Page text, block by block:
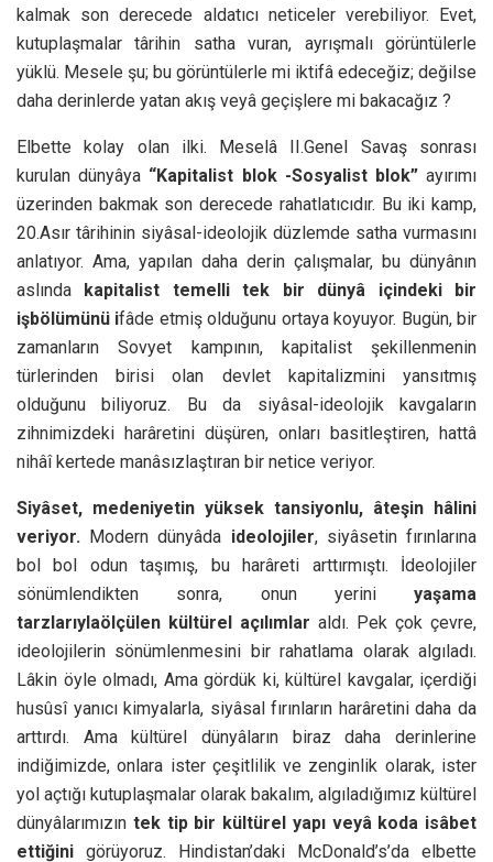
kalmak son derecede aldatıcı neticeler verebiliyor. Evet,
kutuplaşmalar târihin satha vuran, ayrışmalı görüntülerle
yüklü. Mesele şu; bu görüntülerle mi iktifâ edeceğiz; değilse
daha derinlerde yatan akış veyâ geçişlere mi bakacağız ?
Elbette kolay olan ilki. Meselâ II.Genel Savaş sonrası
kurulan dünyâya “Kapitalist blok -Sosyalist blok”ayırımı
üzerinden bakmak son derecede rahatlatıcıdır. Bu iki kamp,
20.Asır târihinin siyâsal-ideolojik düzlemde satha vurmasını
anlatıyor. Ama, yapılan daha derin çalışmalar, bu dünyânın
aslında
kapitalist temelli tek bir dünyâ içindeki bir
işbölümünü ifâde etmiş olduğunu ortaya koyuyor. Bugün, bir
zamanların Sovyet kampının, kapitalist şekillenmenin
türlerinden birisi olan devlet kapitalizmini yansıtmış
olduğunu biliyoruz. Bu da siyâsal-ideolojik kavgaların
zihnimizdeki harâretini düşüren, onları basitleştiren, hattâ
nihâî kertede manâsızlaştıran bir netice veriyor.
Siyâset, medeniyetin yüksek tansiyonlu, âteşin hâlini
veriyor. Modern dünyâda ideolojiler, siyâsetin fırınlarına
bol bol odun taşımış, bu harâreti arttırmıştı. İdeolojiler
sönümlendikten sonra, onun yeriniyaşama
tarzlarıylaölçülen kültürel açılımlar aldı. Pek çok çevre,
ideolojilerin sönümlenmesini bir rahatlama olarak algıladı.
Lâkin öyle olmadı, Ama gördük ki, kültürel kavgalar, içerdiği
husûsî yanıcı kimyalarla, siyâsal fırınların harâretini daha da
arttırdı. Ama kültürel dünyâların biraz daha derinlerine
indiğimizde, onlara ister çeşitlilik ve zenginlik olarak, ister
yol açtığı kutuplaşmalar olarak bakalım, algıladığımız kültürel
dünyâlarımızın tek tip bir kültürel yapı veyâ koda isâbet
ettiğini görüyoruz. Hindistan’daki McDonald’s’da elbette